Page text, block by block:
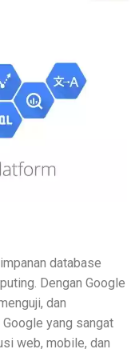
database
Dengan Google
dan
yang sangat
web, mobile, dan